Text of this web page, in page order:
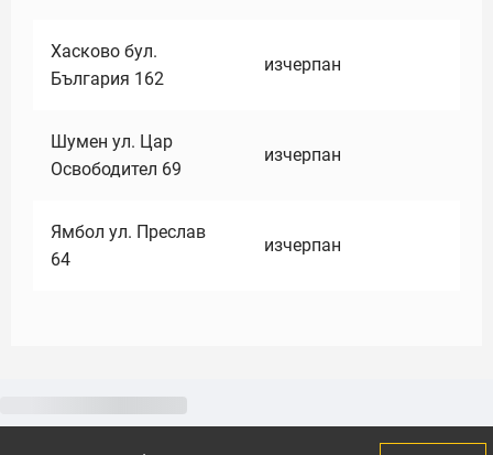
Хасково бул.
България 162
изчерпан
Шумен ул. Цар
Освободител 69
изчерпан
Ямбол ул. Преслав
64
изчерпан